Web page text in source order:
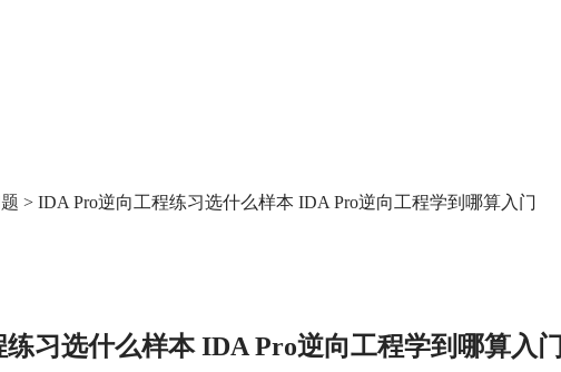
> IDA Pro逆向工程练习选什么样本 IDA Pro逆向工程学到哪算入门
习选什么样本 IDA Pro逆向工程学到哪算入门